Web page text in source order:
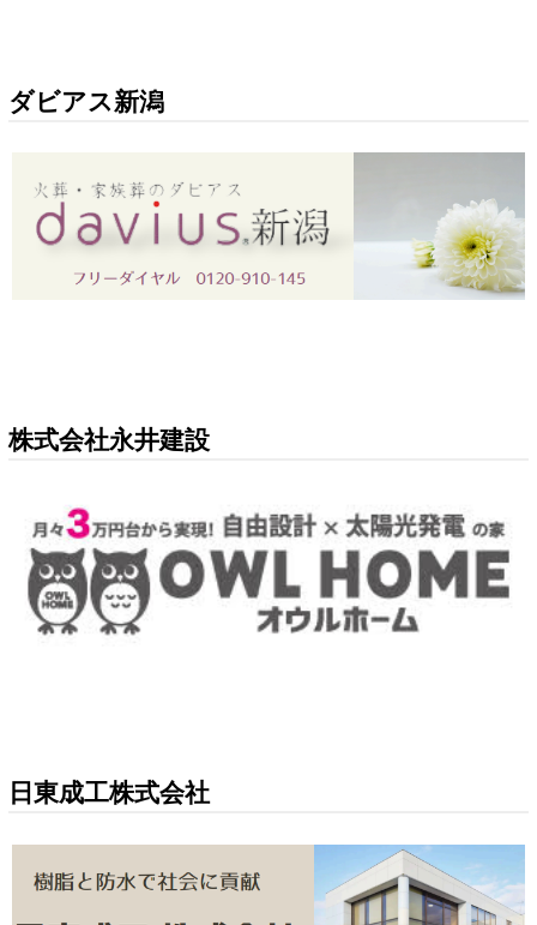
ダビアス新潟
株式会社永井建設
日東成工株式会社